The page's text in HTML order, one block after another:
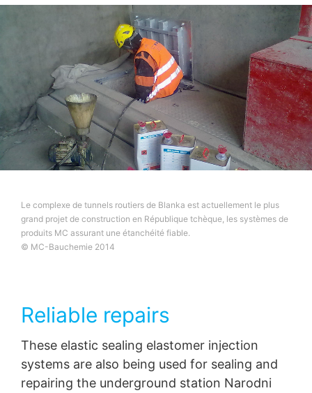
Le complexe de tunnels routiers de Blanka est actuellement le plus
grand projet de construction en République tchèque, les systèmes de
produits MC assurant une étanchéité fiable.
© MC-Bauchemie 2014
Reliable repairs
These elastic sealing elastomer injection
systems are also being used for sealing and
repairing the underground station Narodni